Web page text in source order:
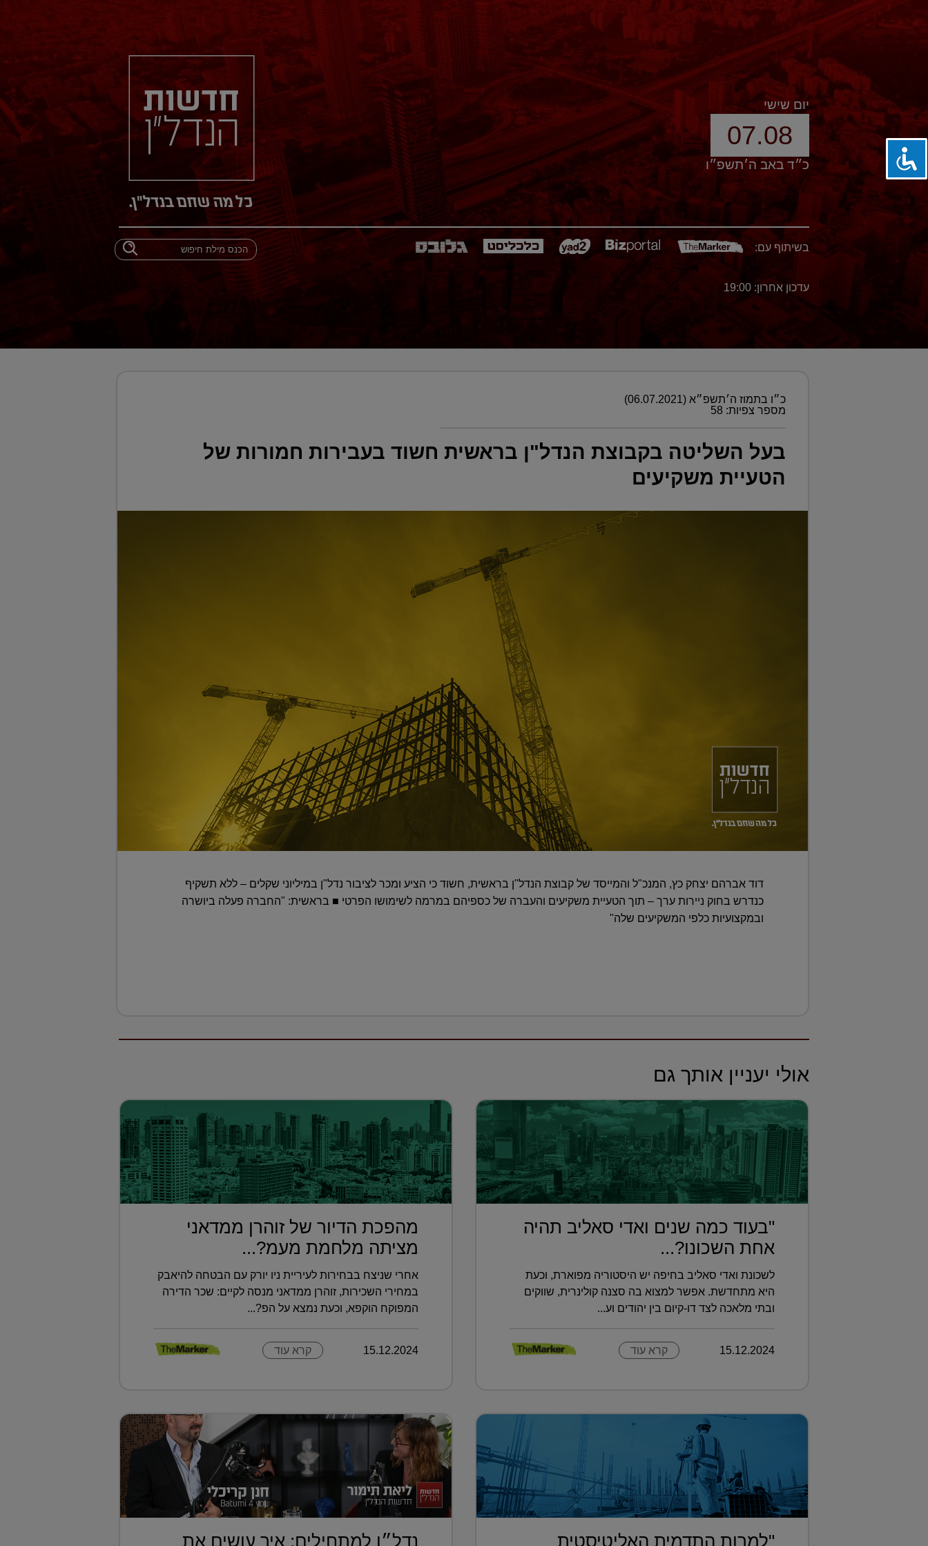
יום שישי
07.08
כ״ד באב ה׳תשפ״ו
בשיתוף עם:
עדכון אחרון: 19:00
כ״ו בתמוז ה׳תשפ״א (06.07.2021)
מספר צפיות: 58
בעל השליטה בקבוצת הנדל"ן בראשית חשוד בעבירות חמורות של
הטעיית משקיעים
דוד אברהם יצחק כץ, המנכ"ל והמייסד של קבוצת הנדל"ן בראשית, חשוד כי הציע ומכר לציבור נדל"ן במיליוני שקלים – ללא תשקיף
כנדרש בחוק ניירות ערך – תוך הטעיית משקיעים והעברה של כספיהם במרמה לשימושו הפרטי ■ בראשית: "החברה פעלה ביושרה
ובמקצועיות כלפי המשקיעים שלה"
אולי יעניין אותך גם
"בעוד כמה שנים ואדי סאליב תהיה
אחת השכונו?...
לשכונת ואדי סאליב בחיפה יש היסטוריה מפוארת, וכעת
היא מתחדשת. אפשר למצוא בה סצנה קולינרית, שווקים
ובתי מלאכה לצד דו-קיום בין יהודים וע...
15.12.2024 קרא עוד
מהפכת הדיור של זוהרן ממדאני
מציתה מלחמת מעמ?...
אחרי שניצח בבחירות לעיריית ניו יורק עם הבטחה להיאבק
במחירי השכירות, זוהרן ממדאני מנסה לקיים: שכר הדירה
המפוקח הוקפא, וכעת נמצא על הפ?...
15.12.2024 קרא עוד
"למרות התדמית האליטיסטית נדל״ן למתחילים: איך עושים את